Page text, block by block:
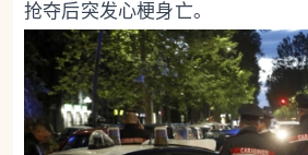
抢夺后突发心梗身亡。